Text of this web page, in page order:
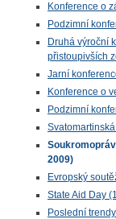
Konference o
Podzimní
Druhá výroční
přistoupivších
Jarní
Konference o
Podzimní
2009)
Evropský
State Aid Day
Poslední